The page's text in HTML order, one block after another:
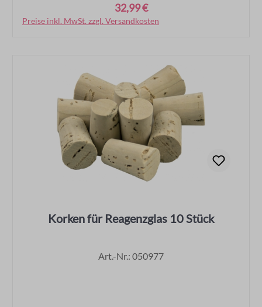
32,99 €
Preise inkl. MwSt. zzgl. Versandkosten
In den Warenkorb
Korken für Reagenzglas 10 Stück
Art.-Nr.: 050977